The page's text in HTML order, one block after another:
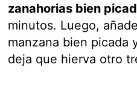
zanahorias bien
minutos. Luego,
manzana bien picada
deja que hierva otro